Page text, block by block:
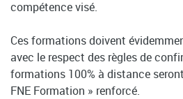
compétence visé.
Ces formations doivent
avec le respect des règles de
formations 100% à distance
FNE Formation » renforcé.